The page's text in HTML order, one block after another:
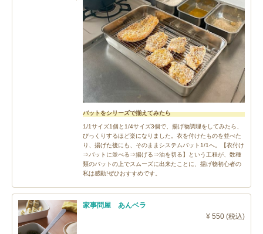
バットをシリーズで揃えてみたら
1/1サイズ1個と1/4サイズ3個で、揚げ物調理をしてみたら、
びっくりするほど楽になりました。衣を付けたものを並べた
り、揚げた後にも、そのままシステムバット1/1へ。【衣付け
⇒バットに並べる⇒揚げる⇒油を切る】という工程が、数種
類のバットの上でスムーズに出来たことに、揚げ物初心者の
私は感動!ぜひおすすめです。
家事問屋 あんベラ
¥ 550 (税込)